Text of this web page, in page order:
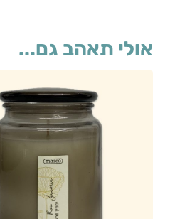
אולי תאהב גם...